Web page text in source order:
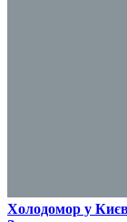
​Холодомор у